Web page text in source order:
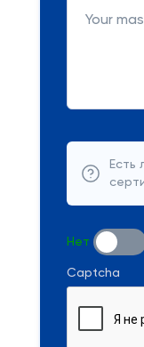
Есть
Нет
Captcha